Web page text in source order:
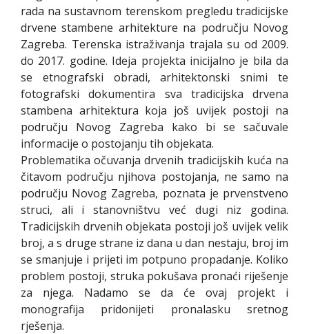
rada na sustavnom terenskom pregledu tradicijske
drvene stambene arhitekture na području Novog
Zagreba. Terenska istraživanja trajala su od 2009.
do 2017. godine. Ideja projekta inicijalno je bila da
se etnografski obradi, arhitektonski snimi te
fotografski dokumentira sva tradicijska drvena
stambena arhitektura koja još uvijek postoji na
području Novog Zagreba kako bi se sačuvale
informacije o postojanju tih objekata.
Problematika očuvanja drvenih tradicijskih kuća na
čitavom području njihova postojanja, ne samo na
području Novog Zagreba, poznata je prvenstveno
struci, ali i stanovništvu već dugi niz godina.
Tradicijskih drvenih objekata postoji još uvijek velik
broj, a s druge strane iz dana u dan nestaju, broj im
se smanjuje i prijeti im potpuno propadanje. Koliko
problem postoji, struka pokušava pronaći riješenje
za njega. Nadamo se da će ovaj projekt i
monografija pridonijeti pronalasku sretnog
rješenja.